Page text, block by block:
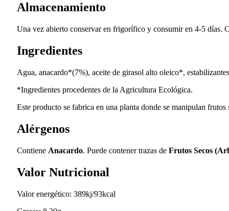
Almacenamiento
Una vez abierto conservar en frigorífico y consumir en 4-5 días.
Ingredientes
Agua, anacardo*(7%), aceite de girasol alto oleico*,
*Ingredientes procedentes de la Agricultura Ecológica.
Este producto se fabrica en una planta donde se manipulan frutos
Alérgenos
Contiene Anacardo. Puede contener trazas de Frutos Secos
Valor Nutricional
Valor energético: 389kj/93kcal